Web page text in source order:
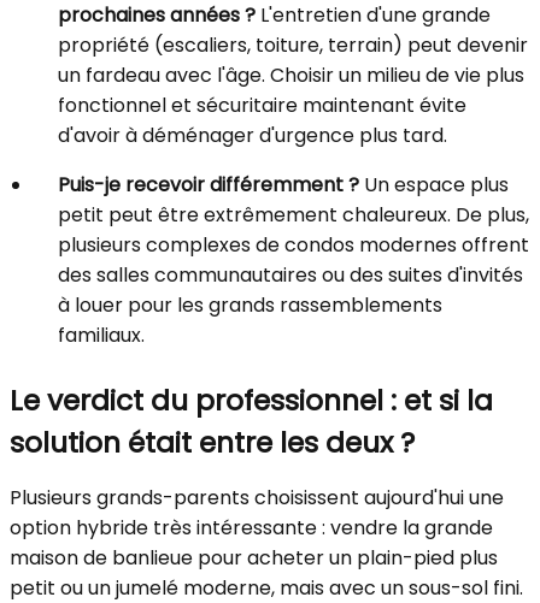
prochaines années ? L'entretien d'une grande
propriété (escaliers, toiture, terrain) peut devenir
un fardeau avec l'âge. Choisir un milieu de vie plus
fonctionnel et sécuritaire maintenant évite
d'avoir à déménager d'urgence plus tard.
Puis-je recevoir différemment ? Un espace plus
petit peut être extrêmement chaleureux. De plus,
plusieurs complexes de condos modernes offrent
des salles communautaires ou des suites d'invités
à louer pour les grands rassemblements
familiaux.
Le verdict du professionnel : et si la
solution était entre les deux ?
Plusieurs grands-parents choisissent aujourd'hui une
option hybride très intéressante : vendre la grande
maison de banlieue pour acheter un plain-pied plus
petit ou un jumelé moderne, mais avec un sous-sol fini.